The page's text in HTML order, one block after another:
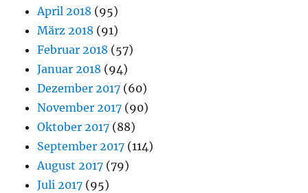
April 2018 (95)
März 2018 (91)
Februar 2018 (57)
Januar 2018 (94)
Dezember 2017 (60)
November 2017 (90)
Oktober 2017 (88)
September 2017 (114)
August 2017 (79)
Juli 2017 (95)